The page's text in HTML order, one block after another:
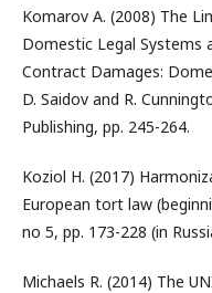
Komarov A. (2008) The
Domestic Legal
Contract Damages:
D. Saidov and R.
Publishing, pp. 245-264.
Koziol H. (2017)
European tort law
no 5, pp. 173-228 (in
Michaels R. (2014) The